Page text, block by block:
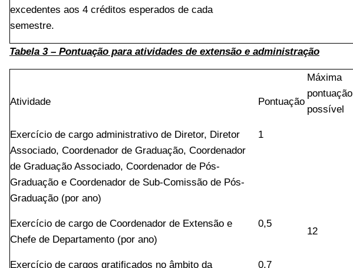
excedentes aos 4 créditos esperados de cada
semestre.
Tabela 3 – Pontuação para atividades de extensão e administração
Atividade Pontuação
Máxima
pontuação
possível
Exercício de cargo administrativo de Diretor, Diretor
Associado, Coordenador de Graduação, Coordenador
de Graduação Associado, Coordenador de Pós-
Graduação e Coordenador de Sub-Comissão de Pós-
Graduação (por ano)
1
12
Exercício de cargo de Coordenador de Extensão e
Chefe de Departamento (por ano)
0,5
Exercício de cargos gratificados no âmbito da 0,7